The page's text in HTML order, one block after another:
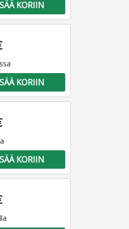
KORIIN
KORIIN
KORIIN